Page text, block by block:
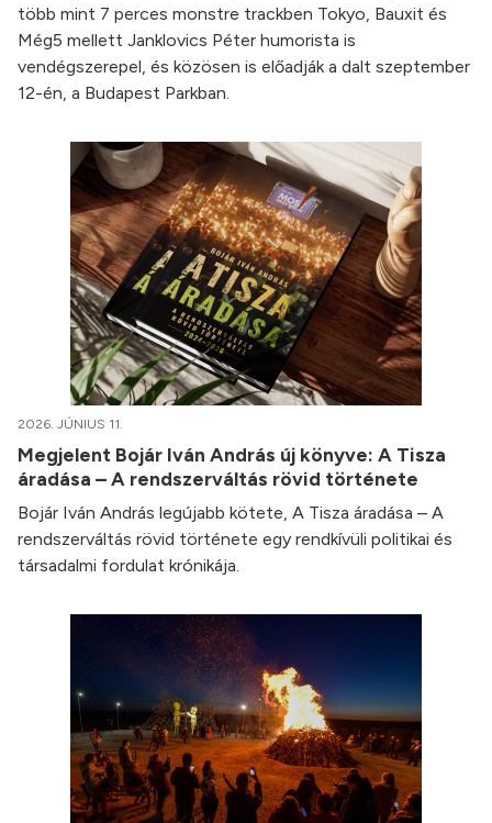
több mint 7 perces monstre trackben Tokyo, Bauxit és
Még5 mellett Janklovics Péter humorista is
vendégszerepel, és közösen is előadják a dalt szeptember
12-én, a Budapest Parkban.
2026. JÚNIUS 11.
Megjelent Bojár Iván András új könyve: A Tisza
áradása – A rendszerváltás rövid története
Bojár Iván András legújabb kötete, A Tisza áradása – A
rendszerváltás rövid története egy rendkívüli politikai és
társadalmi fordulat krónikája.